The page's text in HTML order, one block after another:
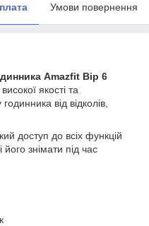
Умови повернення
Amazfit Bip 6
якості та
від відколів,
доступ до всіх функцій
знімати під час